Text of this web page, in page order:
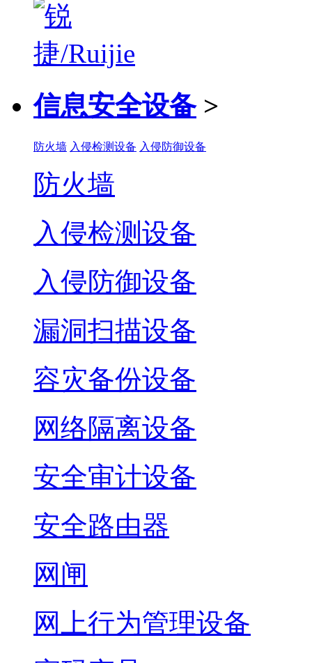
信息安全设备 >
防火墙 入侵检测设备 入侵防御设备
防火墙
入侵检测设备
入侵防御设备
漏洞扫描设备
容灾备份设备
网络隔离设备
安全审计设备
安全路由器
网闸
网上行为管理设备